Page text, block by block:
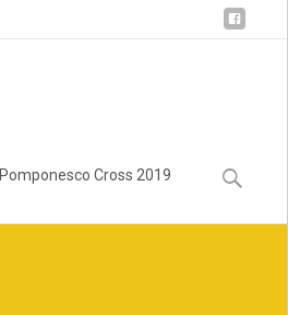
Pomponesco Cross 2019
Ricerca
per: